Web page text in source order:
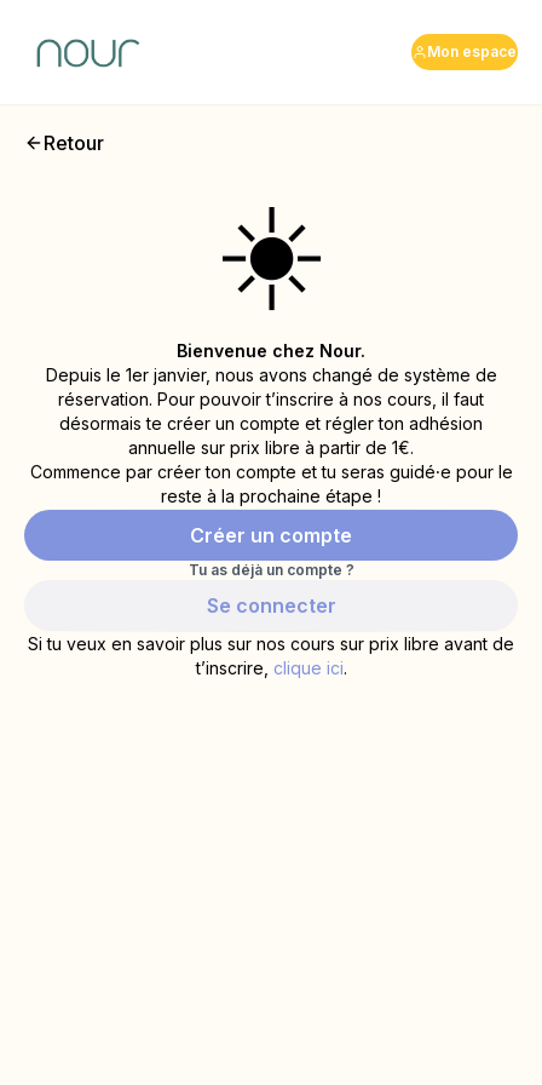
Mon espace
Retour
☀️
Bienvenue chez Nour.
Depuis le 1er janvier, nous avons changé de système de
réservation. Pour pouvoir t’inscrire à nos cours, il faut
désormais te créer un compte et régler ton adhésion
annuelle sur prix libre à partir de 1€.
Commence par créer ton compte et tu seras guidé⸱e pour le
reste à la prochaine étape !
Créer un compte
Tu as déjà un compte ?
Se connecter
Si tu veux en savoir plus sur nos cours sur prix libre avant de
t’inscrire, clique ici.